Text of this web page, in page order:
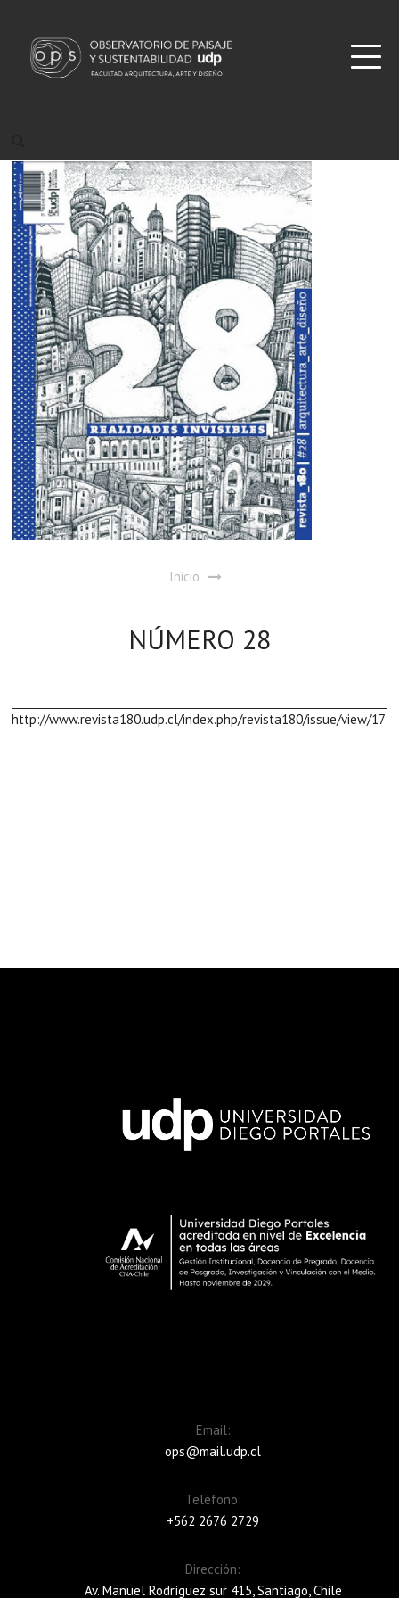
Inicio
NÚMERO 28
http://www.revista180.udp.cl/index.php/revista180/issue/view/17
Email:
ops@mail.udp.cl
Teléfono:
+562 2676 2729
Dirección:
Av. Manuel Rodríguez sur 415, Santiago, Chile